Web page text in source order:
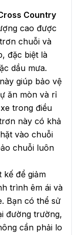
Country
cao được
chuỗi và
đặc biệt là
dầu mưa.
giúp bảo vệ
ăn mòn và rỉ
trong điều
này có khả
vào chuỗi
chuỗi luôn
kế để giảm
trình êm ái và
Bạn có thể sử
đường trường,
cần phải lo